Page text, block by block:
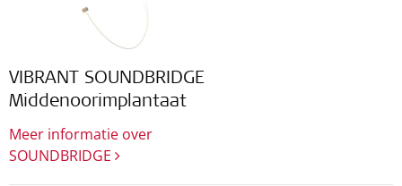
VIBRANT SOUNDBRIDGE
Middenoorimplantaat
Meer informatie over
SOUNDBRIDGE